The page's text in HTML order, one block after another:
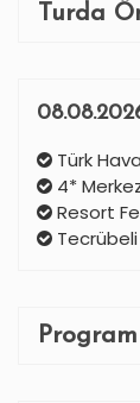
Turda
Türk
4*
Resort
Program